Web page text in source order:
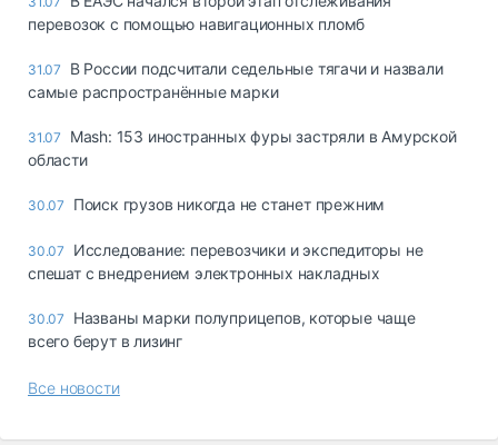
перевозок с помощью навигационных пломб
31.07
В России подсчитали седельные тягачи и назвали
самые распространённые марки
31.07
Mash: 153 иностранных фуры застряли в Амурской
области
30.07 Поиск грузов никогда не станет прежним
30.07
Исследование: перевозчики и экспедиторы не
спешат с внедрением электронных накладных
30.07
Названы марки полуприцепов, которые чаще
всего берут в лизинг
Все новости